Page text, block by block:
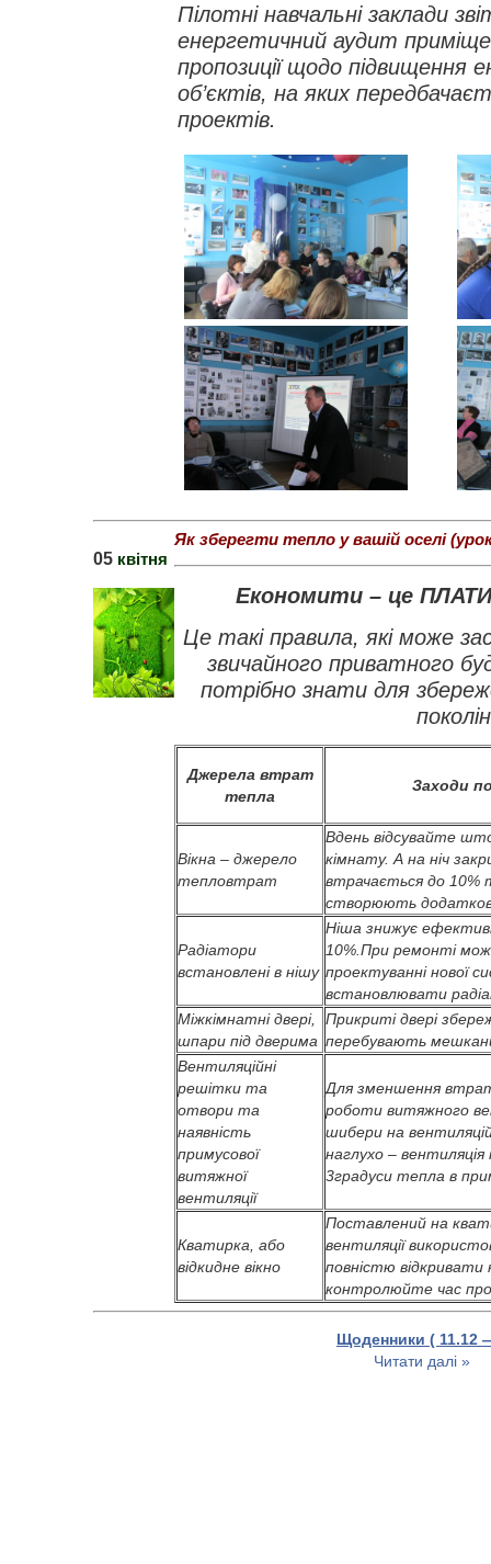
Пілотні навчальні заклади
енергетичний аудит
пропозиції щодо підвищення
об’єктів, на яких
проектів.
05 квітня
Як зберегти тепло у вашій оселі
Економити – це
Це такі правила, які може
звичайного приватного
потрібно знати для
Джерела втрат
тепла
Заходи
Вікна – джерело
тепловтрат
Вдень відсувайте
кімнату. А на ніч
втрачається до
створюють
Радіатори
встановлені в нішу
Ніша знижує
10%.При ремонті
проектуванні нової
встановлювати
Міжкімнатні двері,
шпари під дверима
Прикриті двері
перебувають
Вентиляційні
решітки та
отвори та
наявність
примусової
витяжної
вентиляції
Для зменшення
роботи витяжного
шибери на
наглухо –
3градуси тепла в
Кватирка, або
відкидне вікно
Поставлений на
вентиляції
повністю відкривати
контролюйте час
Щоденники ( 11.12
Читати далі »